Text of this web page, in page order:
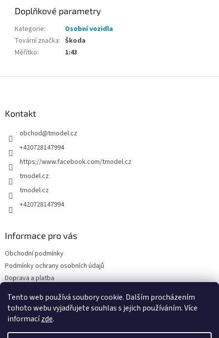
Tento web používá soubory cookie. Dalším procházením
tohoto webu vyjadřujete souhlas s jejich používáním. Více
informacízde.
Doplňkové parametry
Kategorie:
Osobní vozidla
Tovární značka: Škoda
Měřítko: 1:43
Kontakt
obchod@tmodel.cz
+420728147994
https://www.facebook.com/tmodel.cz
tmodel.cz
tmodel.cz
+420728147994
Informace pro vás
Obchodní podmínky
Podmínky ochrany osobních údajů
Doprava a platba
Kontakty